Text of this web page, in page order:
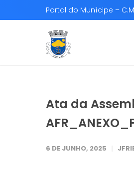
Portal do Munícipe –
Ata da
6 DE JUNHO, 2025